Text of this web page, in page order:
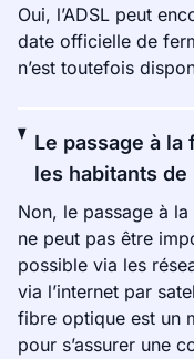
Oui, l’ADSL peut
date officielle de
n’est toutefois
Le passage à
les habitants de
Non, le passage à
ne peut pas être
possible via les
via l’internet par
fibre optique est un
pour s’assurer une